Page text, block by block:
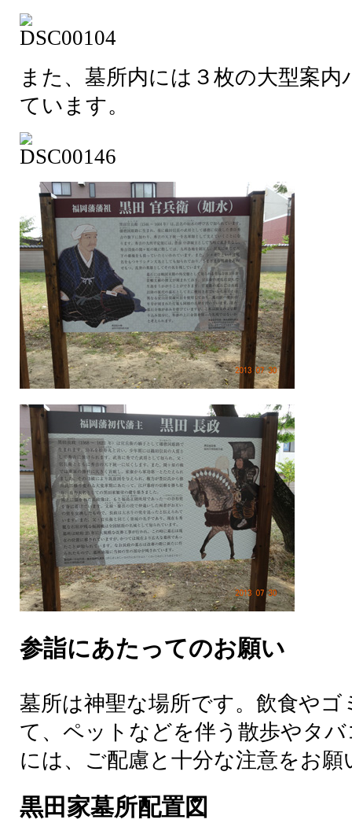
また、墓所内には３枚の大型案
ています。
参詣にあたってのお願い
墓所は神聖な場所です。飲食やゴ
て、ペットなどを伴う散歩やタ
には、ご配慮と十分な注意をお願
黒田家墓所配置図